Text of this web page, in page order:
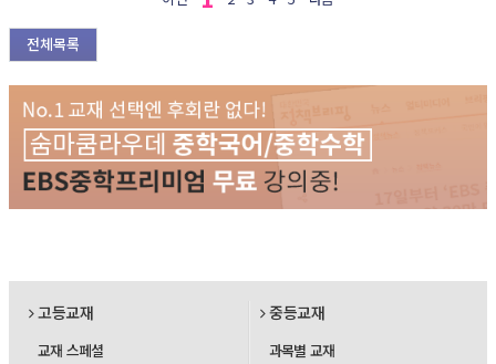
전체목록
고등교재
교재 스페셜
중등교재
과목별 교재